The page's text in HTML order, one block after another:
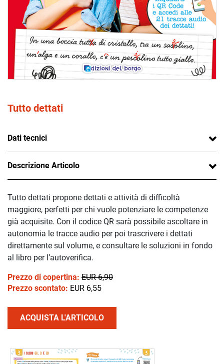
Tutto dettati
Dati tecnici
Descrizione Articolo
Tutto dettati propone dettati e attività di difficoltà
maggiore, perfetti per chi vuole potenziare le competenze
già acquisite. Con il codice QR sarà possibile ascoltare in
autonomia le tracce audio per poi trascrivere i dettati
direttamente sul volume, e consultare le soluzioni in fondo
al libro per l’autoverifica.
Prezzo di copertina: EUR 6,90
Prezzo scontato: EUR 6,55
ACQUISTA L'ARTICOLO